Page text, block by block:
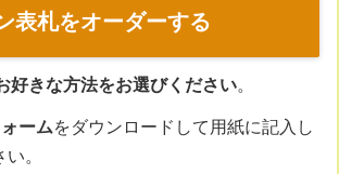
札をオーダーする
好きな方法をお選びください。
ームをダウンロードして用紙に記入し
。